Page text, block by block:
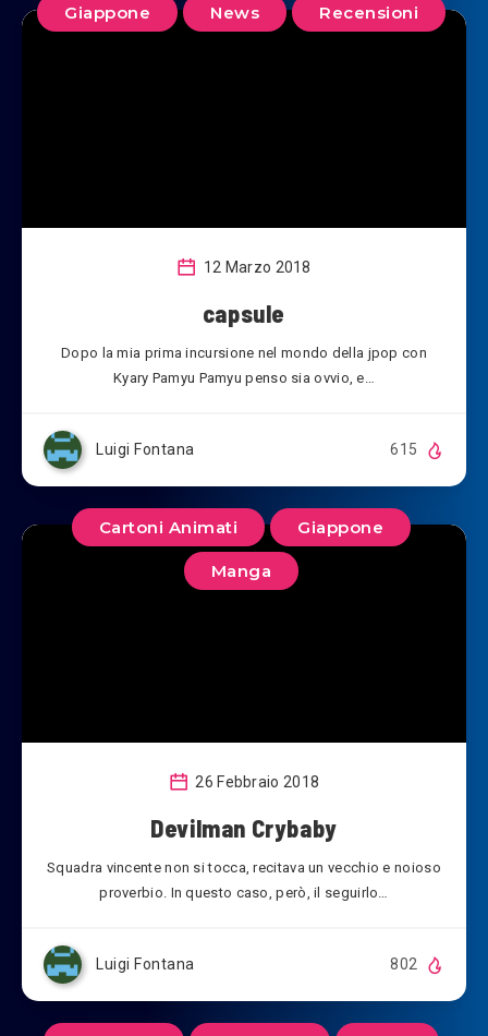
Giappone News Recensioni
12 Marzo 2018
capsule
Dopo la mia prima incursione nel mondo della jpop con
Kyary Pamyu Pamyu penso sia ovvio, e…
Luigi Fontana 615
Cartoni Animati Giappone
Manga
26 Febbraio 2018
Devilman Crybaby
Squadra vincente non si tocca, recitava un vecchio e noioso
proverbio. In questo caso, però, il seguirlo…
Luigi Fontana 802